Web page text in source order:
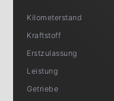
Kilometerstand
Kraftstoff
Erstzulassung
Leistung
Getriebe